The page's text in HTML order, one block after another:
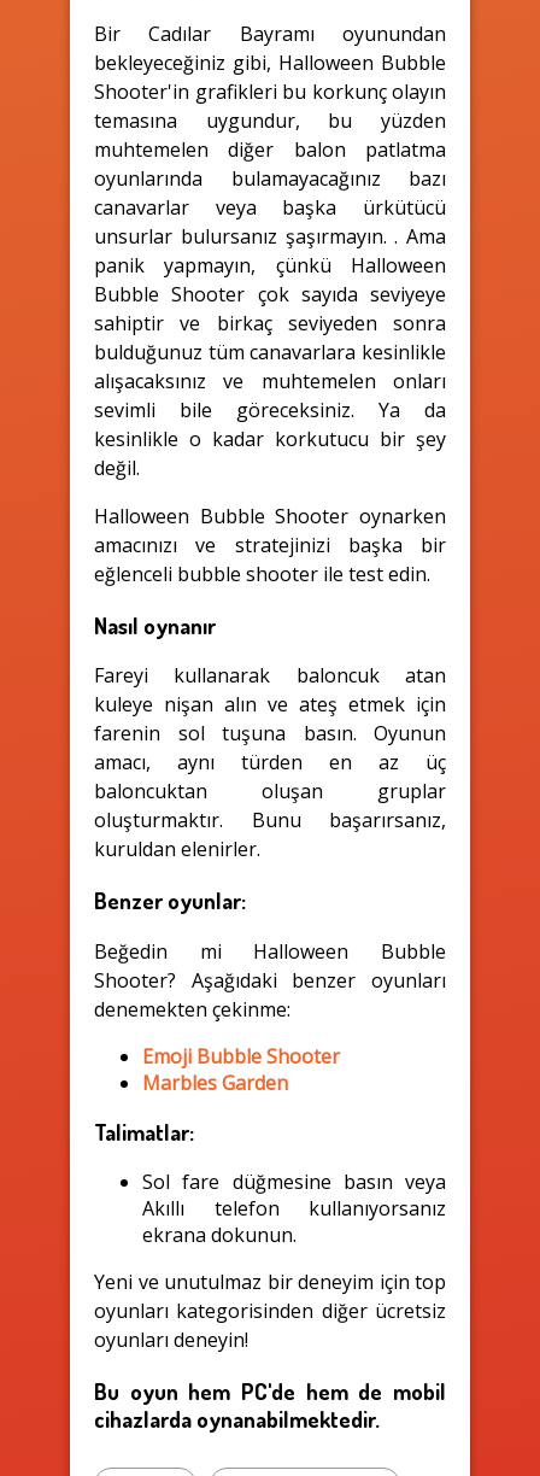
Bir Cadılar Bayramı oyunundan
bekleyeceğiniz gibi, Halloween Bubble
Shooter'in grafikleri bu korkunç olayın
temasına uygundur, bu yüzden
muhtemelen diğer balon patlatma
oyunlarında bulamayacağınız bazı
canavarlar veya başka ürkütücü
unsurlar bulursanız şaşırmayın. . Ama
panik yapmayın, çünkü Halloween
Bubble Shooter çok sayıda seviyeye
sahiptir ve birkaç seviyeden sonra
bulduğunuz tüm canavarlara kesinlikle
alışacaksınız ve muhtemelen onları
sevimli bile göreceksiniz. Ya da
kesinlikle o kadar korkutucu bir şey
değil.
Halloween Bubble Shooter oynarken
amacınızı ve stratejinizi başka bir
eğlenceli bubble shooter ile test edin.
Nasıl oynanır
Fareyi kullanarak baloncuk atan
kuleye nişan alın ve ateş etmek için
farenin sol tuşuna basın. Oyunun
amacı, aynı türden en az üç
baloncuktan oluşan gruplar
oluşturmaktır. Bunu başarırsanız,
kuruldan elenirler.
Benzer oyunlar:
Beğedin mi Halloween Bubble
Shooter? Aşağıdaki benzer oyunları
denemekten çekinme:
Emoji Bubble Shooter
Marbles Garden
Talimatlar:
Sol fare düğmesine basın veya
Akıllı telefon kullanıyorsanız
ekrana dokunun.
Yeni ve unutulmaz bir deneyim için top
oyunları kategorisinden diğer ücretsiz
oyunları deneyin!
Bu oyun hem PC'de hem de mobil
cihazlarda oynanabilmektedir.